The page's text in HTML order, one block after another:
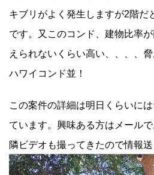
キブリがよく発生しますが2階だ
です。又このコンド、建物比率
えられないくらい高い、、、、
ハワイコンド並！
この案件の詳細は明日くらいに
ています。興味ある方はメール
隣ビデオも撮ってきたので情報送